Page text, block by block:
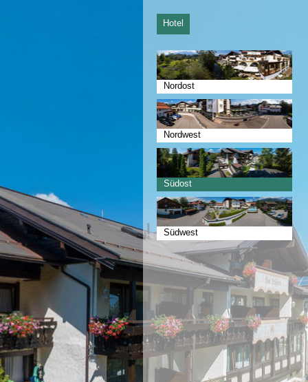
Hotel
Nordost
Nordwest
Südost
Südwest